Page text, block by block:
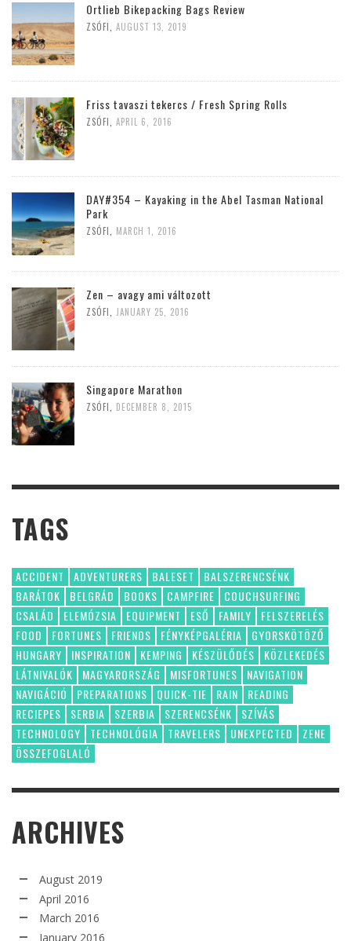
Ortlieb Bikepacking Bags Review
ZSÓFI, AUGUST 13, 2019
Friss tavaszi tekercs / Fresh Spring Rolls
ZSÓFI, APRIL 6, 2016
DAY#354 – Kayaking in the Abel Tasman National
Park
ZSÓFI, MARCH 1, 2016
Zen – avagy ami változott
ZSÓFI, JANUARY 25, 2016
Singapore Marathon
ZSÓFI, DECEMBER 8, 2015
TAGS
ACCIDENT ADVENTURERS BALESET
BALSZERENCSÉNK
BARÁTOK
BELGRÁD BOOKS CAMPFIRE
COUCHSURFING
CSALÁD
ELEMÓZSIA EQUIPMENT ESŐ FAMILY
FELSZERELÉS
FOOD
FORTUNES FRIENDS FÉNYKÉPGALÉRIA
GYORSKÖTÖZŐ
HUNGARY
INSPIRATION KEMPING KÉSZÜLŐDÉS
KÖZLEKEDÉS
LÁTNIVALÓK
MAGYARORSZÁG MISFORTUNES
NAVIGATION
NAVIGÁCIÓ
PREPARATIONS QUICK-TIE RAIN
READING
RECIEPES
SERBIA SZERBIA SZERENCSÉNK
SZÍVÁS
TECHNOLOGY
TECHNOLÓGIA TRAVELERS UNEXPECTED
ZENE
ÖSSZEFOGLALÓ
ARCHIVES
August 2019
April 2016
March 2016
January 2016